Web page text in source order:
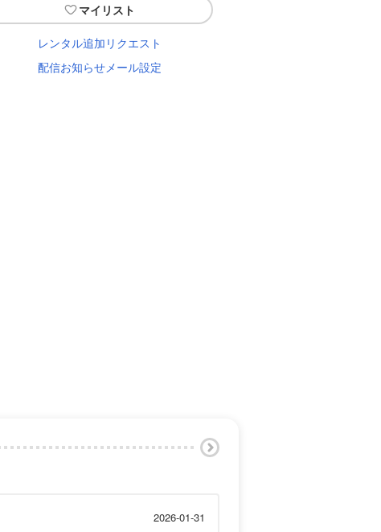
マイリスト
レンタル追加リクエスト
配信お知らせメール設定
2026-01-31